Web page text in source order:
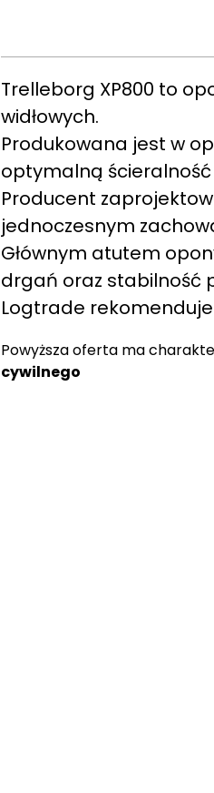
Trelleborg XP800 to
widłowych.
Produkowana jest w
optymalną
Producent
jednoczesnym
Głównym atutem
drgań oraz stabilność
Logtrade
Powyższa oferta ma
cywilnego